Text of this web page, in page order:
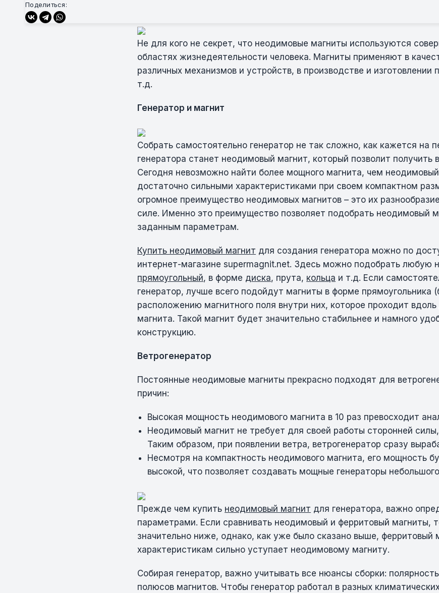
Поделиться:
Не для кого не секрет, что неодимовые магниты используются
областях жизнедеятельности человека. Магниты применяют в
различных механизмов и устройств, в производстве и изготовлении
т.д.
Генератор и магнит
Собрать самостоятельно генератор не так сложно, как кажется на
генератора станет неодимовый магнит, который позволит
Сегодня невозможно найти более мощного магнита, чем
достаточно сильными характеристиками при своем компактном
огромное преимущество неодимовых магнитов – это их
силе. Именно это преимущество позволяет подобрать неодимовый
заданным параметрам.
Купить неодимовый магнит для создания генератора можно по
интернет-магазине supermagnit.net. Здесь можно подобрать любую
прямоугольный, в форме диска, прута, кольца и т.д. Если
генератор, лучше всего подойдут магниты в форме прямоугольника
расположению магнитного поля внутри них, которое проходит
магнита. Такой магнит будет значительно стабильнее и намного
конструкцию.
Ветрогенератор
Постоянные неодимовые магниты прекрасно подходят для
причин:
Высокая мощность неодимового магнита в 10 раз превосходит
Неодимовый магнит не требует для своей работы сторонней
Таким образом, при появлении ветра, ветрогенератор сразу
Несмотря на компактность неодимового магнита, его мощность
высокой, что позволяет создавать мощные генераторы
Прежде чем купить неодимовый магнит для генератора, важно
параметрами. Если сравнивать неодимовый и ферритовый магниты,
значительно ниже, однако, как уже было сказано выше, ферритовый
характеристикам сильно уступает неодимовому магниту.
Собирая генератор, важно учитывать все нюансы сборки:
полюсов магнитов. Чтобы генератор работал в разных